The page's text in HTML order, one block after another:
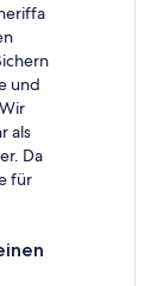
und
als
Da
für